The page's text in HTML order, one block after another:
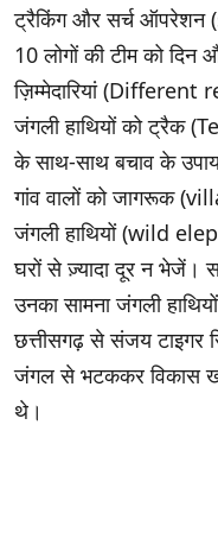
ट्रैकिंग और सर्च ऑपरेशन
10 लोगों की टीम को
ज़िम्मेदारियां
जंगली हाथियों को ट्रैक
के साथ-साथ बचाव के
गांव वालों को जागरूक
जंगली हाथियों (wild
घरों से ज़्यादा दूर न भेजें।
उनका सामना जंगली
छत्तीसगढ़ से संजय टाइगर
जंगल से भटककर विकास
थे।